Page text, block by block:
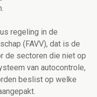
regeling in de
(FAVV), dat is de
de sectoren die niet op
van autocontrole,
beslist op welke